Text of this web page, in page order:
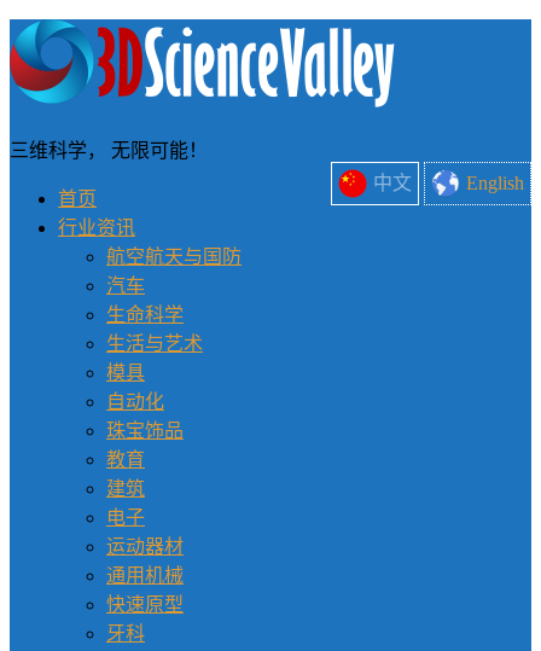
中文 English
三维科学， 无限可能！
首页
行业资讯
航空航天与国防
汽车
生命科学
生活与艺术
模具
自动化
珠宝饰品
教育
建筑
电子
运动器材
通用机械
快速原型
牙科